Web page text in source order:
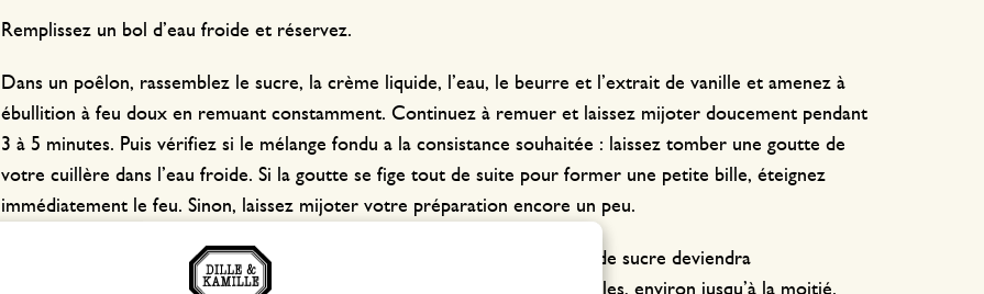
Remplissez un bol d’eau froide et réservez.
Dans un poêlon, rassemblez le sucre, la crème liquide, l’eau, le beurre et l’extrait de vanille et amenez à
ébullition à feu doux en remuant constamment. Continuez à remuer et laissez mijoter doucement pendant
3 à 5 minutes. Puis vérifiez si le mélange fondu a la consistance souhaitée : laissez tomber une goutte de
votre cuillère dans l’eau froide. Si la goutte se fige tout de suite pour former une petite bille, éteignez
immédiatement le feu. Sinon, laissez mijoter votre préparation encore un peu.
Retirez le poêlon directement du feu et continuez à remuer. Le mélange de sucre deviendra
progressivement plus épais et opaque. Versez-le rapidement dans les moules, environ jusqu’à la moitié.